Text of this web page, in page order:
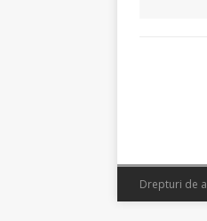
Drepturi de